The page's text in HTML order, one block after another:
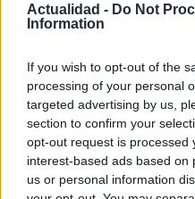
Actualidad - Do Not
Information
If you wish to opt-out of the
processing of your personal
targeted advertising by us,
section to confirm your
opt-out request is processed
interest-based ads based on
us or personal information
Más leídos
POLÍTICA